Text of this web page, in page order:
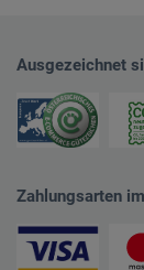
Ausgezeichnet
Zahlungsarten